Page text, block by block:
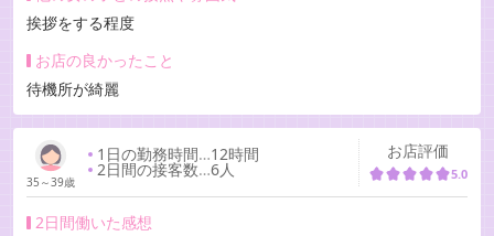
挨拶をする程度
お店の良かったこと
待機所が綺麗
35～39歳
1日の勤務時間…12時間
2日間の接客数…6人
お店評価
5.0
2日間働いた感想